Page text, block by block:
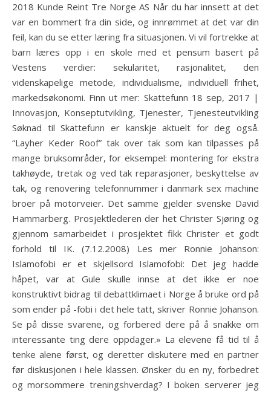
2018 Kunde Reint Tre Norge AS Når du har innsett at det
var en bommert fra din side, og innrømmet at det var din
feil, kan du se etter læring fra situasjonen. Vi vil fortrekke at
barn læres opp i en skole med et pensum basert på
Vestens verdier: sekularitet, rasjonalitet, den
videnskapelige metode, individualisme, individuell frihet,
markedsøkonomi. Finn ut mer: Skattefunn 18 sep, 2017 |
Innovasjon, Konseptutvikling, Tjenester, Tjenesteutvikling
Søknad til Skattefunn er kanskje aktuelt for deg også.
“Layher Keder Roof” tak over tak som kan tilpasses på
mange bruksområder, for eksempel: montering for ekstra
takhøyde, tretak og ved tak reparasjoner, beskyttelse av
tak, og renovering telefonnummer i danmark sex machine
broer på motorveier. Det samme gjelder svenske David
Hammarberg. Prosjektlederen der het Christer Sjøring og
gjennom samarbeidet i prosjektet fikk Christer et godt
forhold til IK. (7.12.2008) Les mer Ronnie Johanson:
Islamofobi er et skjellsord Islamofobi: Det jeg hadde
håpet, var at Gule skulle innse at det ikke er noe
konstruktivt bidrag til debattklimaet i Norge å bruke ord på
som ender på -fobi i det hele tatt, skriver Ronnie Johanson.
Se på disse svarene, og forbered dere på å snakke om
interessante ting dere oppdager.» La elevene få tid til å
tenke alene først, og deretter diskutere med en partner
før diskusjonen i hele klassen. Ønsker du en ny, forbedret
og morsommere treningshverdag? I boken serverer jeg